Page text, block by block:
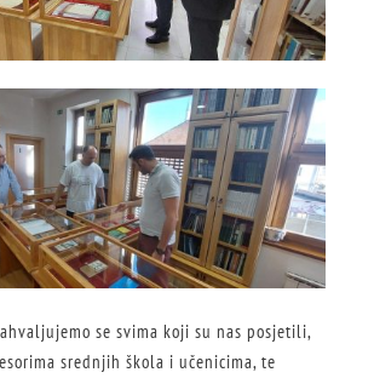
se svima koji su nas posjetili,
srednjih škola i učenicima, te